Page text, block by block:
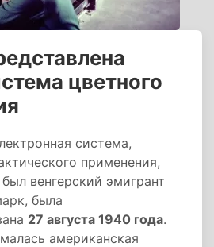
цветного
система,
применения,
венгерский эмигрант
была
27 августа 1940 года.
американская